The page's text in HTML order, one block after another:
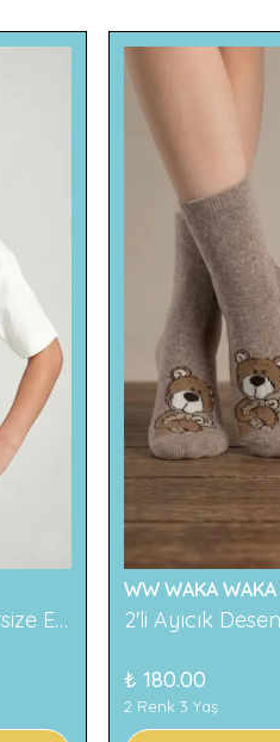
119 Baskılı Denim Cepli Oversize Erkek Çocuk Tişört
WW WAKA WAKA
₺ 180.00
2 Renk 3 Yaş